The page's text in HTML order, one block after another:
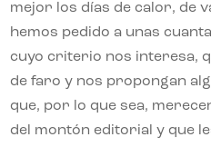
mejor los días de calor, de
hemos pedido a unas
cuyo criterio nos interesa,
de faro y nos propongan
que, por lo que sea,
del montón editorial y que